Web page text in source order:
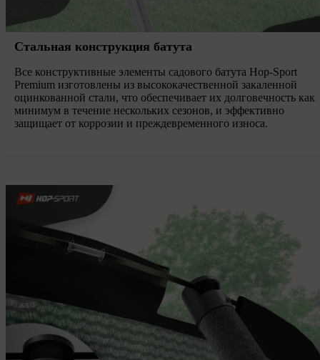
Стальная конструкция батута
Все конструктивные элементы садового батута Hop-Sport
Premium изготовлены из высококачественной закаленной
оцинкованной стали, что обеспечивает их долговечность как
минимум в течение нескольких сезонов, и эффективно
защищает от коррозии и преждевременного износа.